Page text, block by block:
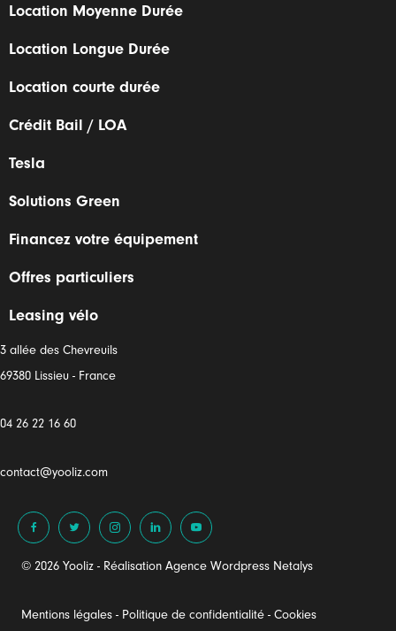
Location Moyenne Durée
Location Longue Durée
Location courte durée
Crédit Bail / LOA
Tesla
Solutions Green
Financez votre équipement
Offres particuliers
Leasing vélo
3 allée des Chevreuils
69380 Lissieu - France
04 26 22 16 60
contact@yooliz.com
© 2026 Yooliz - Réalisation Agence Wordpress Netalys
Mentions légales - Politique de confidentialité - Cookies